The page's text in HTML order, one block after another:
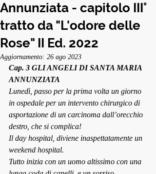
Annunziata - capitolo III°
tratto da "L'odore delle
Rose" II Ed. 2022
Aggiornamento: 26 ago 2023
Cap. 3 GLI ANGELI DI SANTA MARIA
ANNUNZIATA
Lunedì, passo per la prima volta un giorno
in ospedale per un intervento chirurgico di
asportazione di un carcinoma dall’orecchio
destro, che si complica!
Il day hospital, diviene inaspettatamente un
weekend hospital.
Tutto inizia con un uomo altissimo con una